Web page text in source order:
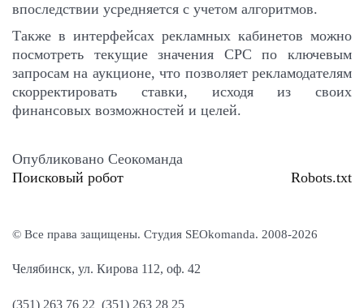
впоследствии усредняется с учетом алгоритмов.
Также в интерфейсах рекламных кабинетов можно
посмотреть текущие значения CPC по ключевым
запросам на аукционе, что позволяет рекламодателям
скорректировать ставки, исходя из своих
финансовых возможностей и целей.
Опубликовано Сеокоманда
по
Поисковый робот Robots.txt
© Все права защищены. Студия SEOkomanda. 2008-2026
Челябинск, ул. Кирова 112, оф. 42
(351) 263 76 22 (351) 263 28 25